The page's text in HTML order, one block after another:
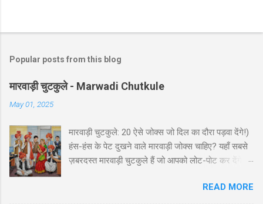
Popular posts from this blog
मारवाड़ी चुटकुले - Marwadi Chutkule
May 01, 2025
मारवाड़ी चुटकुले: 20 ऐसे जोक्स जो दिल का दौरा पड़वा देंगे!)
हंस-हंस के पेट दुखने वाले मारवाड़ी जोक्स चाहिए? यहाँ सबसे
ज़बरदस्त मारवाड़ी चुटकुले हैं जो आपको लोट-पोट कर देंगे! ⚡
पढ़ते ही हंसी नहीं रोक पाएंगे आप! 🤪 😂 मारवाड़ी हंसी के
READ MORE